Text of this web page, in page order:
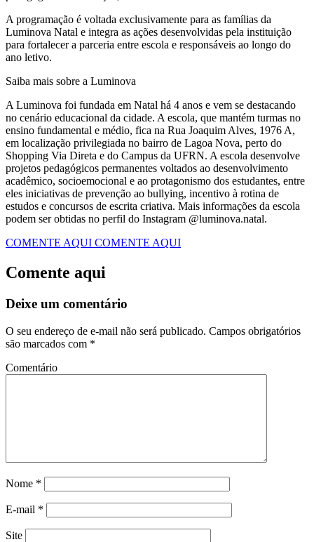
A programação é voltada exclusivamente para as famílias da
Luminova Natal e integra as ações desenvolvidas pela instituição
para fortalecer a parceria entre escola e responsáveis ao longo do
ano letivo.
Saiba mais sobre a Luminova
A Luminova foi fundada em Natal há 4 anos e vem se destacando
no cenário educacional da cidade. A escola, que mantém turmas no
ensino fundamental e médio, fica na Rua Joaquim Alves, 1976 A,
em localização privilegiada no bairro de Lagoa Nova, perto do
Shopping Via Direta e do Campus da UFRN. A escola desenvolve
projetos pedagógicos permanentes voltados ao desenvolvimento
acadêmico, socioemocional e ao protagonismo dos estudantes, entre
eles iniciativas de prevenção ao bullying, incentivo à rotina de
estudos e concursos de escrita criativa. Mais informações da escola
podem ser obtidas no perfil do Instagram @luminova.natal.
COMENTE AQUI COMENTE AQUI
Comente aqui
Deixe um comentário
O seu endereço de e-mail não será publicado. Campos obrigatórios
são marcados com *
Comentário
Nome *
E-mail *
Site